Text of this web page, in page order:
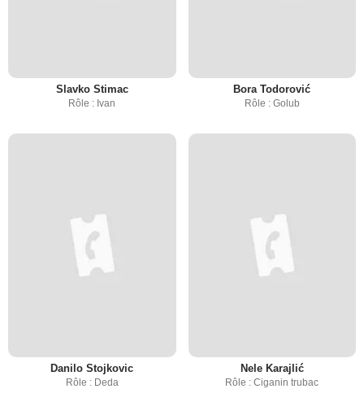
Slavko Stimac
Rôle : Ivan
Bora Todorović
Rôle : Golub
Danilo Stojkovic
Rôle : Deda
Nele Karajlić
Rôle : Ciganin trubac